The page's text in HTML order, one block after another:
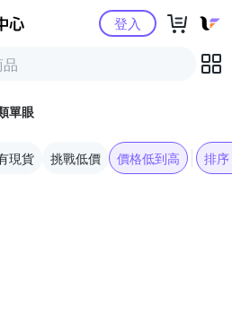
Yahoo購物中心登入
單眼
現貨 挑戰低價 價格低到高 排序